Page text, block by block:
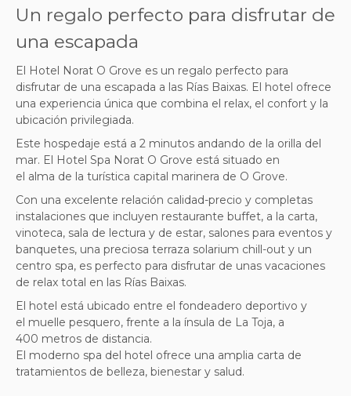
Un regalo perfecto para disfrutar de
una escapada
El Hotel Norat O Grove es un regalo perfecto para
disfrutar de una escapada a las Rías Baixas. El hotel ofrece
una experiencia única que combina el relax, el confort y la
ubicación privilegiada.
Este hospedaje está a 2 minutos andando de la orilla del
mar. El Hotel Spa Norat O Grove está situado en
el alma de la turística capital marinera de O Grove.
Con una excelente relación calidad-precio y completas
instalaciones que incluyen restaurante buffet, a la carta,
vinoteca, sala de lectura y de estar, salones para eventos y
banquetes, una preciosa terraza solarium chill-out y un
centro spa, es perfecto para disfrutar de unas vacaciones
de relax total en las Rías Baixas.
El hotel está ubicado entre el fondeadero deportivo y
el muelle pesquero, frente a la ínsula de La Toja, a
400 metros de distancia.
El moderno spa del hotel ofrece una amplia carta de
tratamientos de belleza, bienestar y salud.